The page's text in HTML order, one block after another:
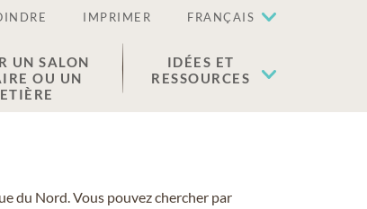
IMPRIMER FRANÇAIS
UN SALON
OU UN
IDÉES ET
RESSOURCES
du Nord. Vous pouvez chercher par